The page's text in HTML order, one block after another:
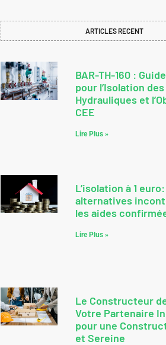
ARTICLES RECENT
BAR-TH-160 :
pour l’Isolation
Hydrauliques et
CEE
Lire Plus »
L’isolation à 1
alternatives
les aides
Lire Plus »
Le Constructeur
Votre Partenaire
pour une
et Sereine